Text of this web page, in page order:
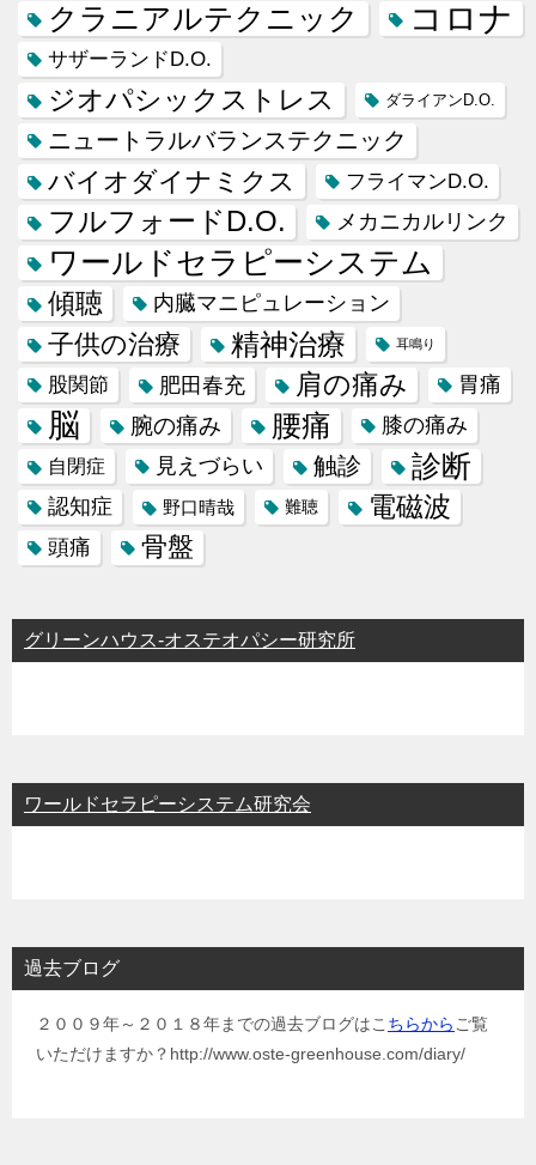
クラニアルテクニック コロナ
サザーランドD.O.
ジオパシックストレス ダライアンD.O.
ニュートラルバランステクニック
バイオダイナミクス フライマンD.O.
フルフォードD.O. メカニカルリンク
ワールドセラピーシステム
傾聴 内臓マニピュレーション
子供の治療 精神治療 耳鳴り
股関節 肥田春充 肩の痛み 胃痛
脳 腕の痛み 腰痛 膝の痛み
自閉症 見えづらい 触診 診断
認知症 野口晴哉 難聴 電磁波
頭痛 骨盤
グリーンハウス-オステオパシー研究所
ワールドセラピーシステム研究会
過去ブログ
２００９年～２０１８年までの過去ブログはこ ちらから ご覧
いただけますか？http://www.oste-greenhouse.com/diary/